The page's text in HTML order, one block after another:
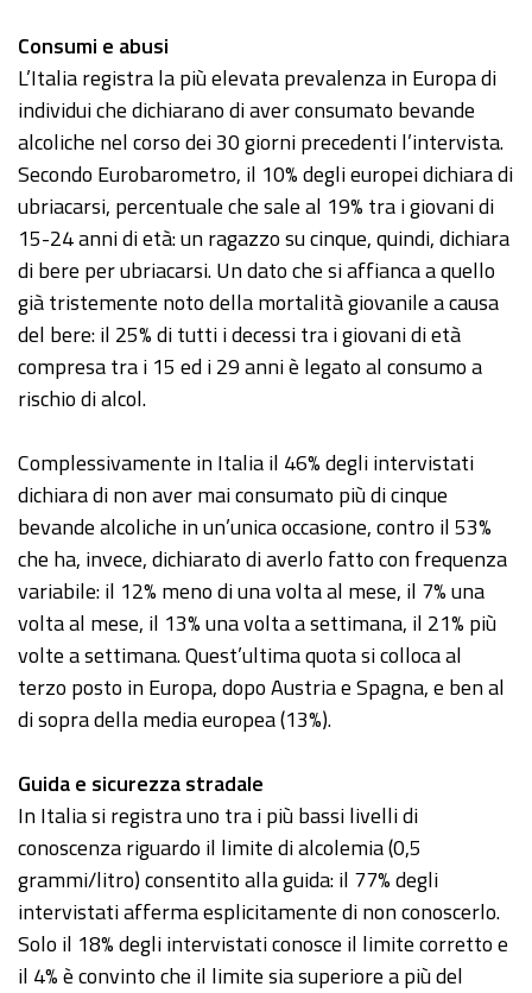
Consumi e abusi
L’Italia registra la più elevata prevalenza in Europa di
individui che dichiarano di aver consumato bevande
alcoliche nel corso dei 30 giorni precedenti l’intervista.
Secondo Eurobarometro, il 10% degli europei dichiara di
ubriacarsi, percentuale che sale al 19% tra i giovani di
15-24 anni di età: un ragazzo su cinque, quindi, dichiara
di bere per ubriacarsi. Un dato che si affianca a quello
già tristemente noto della mortalità giovanile a causa
del bere: il 25% di tutti i decessi tra i giovani di età
compresa tra i 15 ed i 29 anni è legato al consumo a
rischio di alcol.
Complessivamente in Italia il 46% degli intervistati
dichiara di non aver mai consumato più di cinque
bevande alcoliche in un’unica occasione, contro il 53%
che ha, invece, dichiarato di averlo fatto con frequenza
variabile: il 12% meno di una volta al mese, il 7% una
volta al mese, il 13% una volta a settimana, il 21% più
volte a settimana. Quest’ultima quota si colloca al
terzo posto in Europa, dopo Austria e Spagna, e ben al
di sopra della media europea (13%).
Guida e sicurezza stradale
In Italia si registra uno tra i più bassi livelli di
conoscenza riguardo il limite di alcolemia (0,5
grammi/litro) consentito alla guida: il 77% degli
intervistati afferma esplicitamente di non conoscerlo.
Solo il 18% degli intervistati conosce il limite corretto e
il 4% è convinto che il limite sia superiore a più del